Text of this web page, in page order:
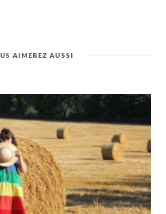
AIMEREZ AUSSI